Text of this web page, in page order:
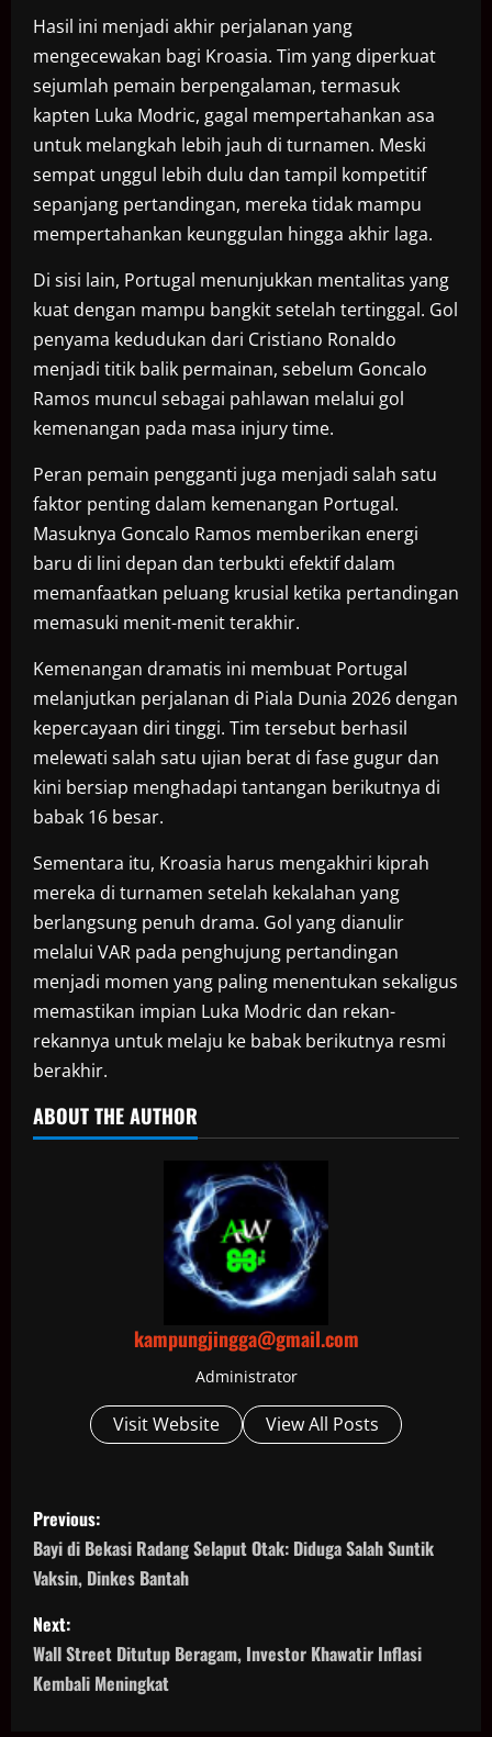
Hasil ini menjadi akhir perjalanan yang
mengecewakan bagi Kroasia. Tim yang diperkuat
sejumlah pemain berpengalaman, termasuk
kapten Luka Modric, gagal mempertahankan asa
untuk melangkah lebih jauh di turnamen. Meski
sempat unggul lebih dulu dan tampil kompetitif
sepanjang pertandingan, mereka tidak mampu
mempertahankan keunggulan hingga akhir laga.
Di sisi lain, Portugal menunjukkan mentalitas yang
kuat dengan mampu bangkit setelah tertinggal. Gol
penyama kedudukan dari Cristiano Ronaldo
menjadi titik balik permainan, sebelum Goncalo
Ramos muncul sebagai pahlawan melalui gol
kemenangan pada masa injury time.
Peran pemain pengganti juga menjadi salah satu
faktor penting dalam kemenangan Portugal.
Masuknya Goncalo Ramos memberikan energi
baru di lini depan dan terbukti efektif dalam
memanfaatkan peluang krusial ketika pertandingan
memasuki menit-menit terakhir.
Kemenangan dramatis ini membuat Portugal
melanjutkan perjalanan di Piala Dunia 2026 dengan
kepercayaan diri tinggi. Tim tersebut berhasil
melewati salah satu ujian berat di fase gugur dan
kini bersiap menghadapi tantangan berikutnya di
babak 16 besar.
Sementara itu, Kroasia harus mengakhiri kiprah
mereka di turnamen setelah kekalahan yang
berlangsung penuh drama. Gol yang dianulir
melalui VAR pada penghujung pertandingan
menjadi momen yang paling menentukan sekaligus
memastikan impian Luka Modric dan rekan-
rekannya untuk melaju ke babak berikutnya resmi
berakhir.
ABOUT THE AUTHOR
kampungjingga@gmail.com
Administrator
Visit Website View All Posts
P
o
s
t
n
Previous:
Bayi di Bekasi Radang Selaput Otak: Diduga Salah Suntik
Vaksin, Dinkes Bantah
Next:
Wall Street Ditutup Beragam, Investor Khawatir Inflasi
Kembali Meningkat